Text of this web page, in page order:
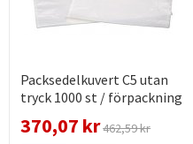
Packsedelkuvert C5 utan
tryck 1000 st / förpackning
370,07 kr462,59 kr